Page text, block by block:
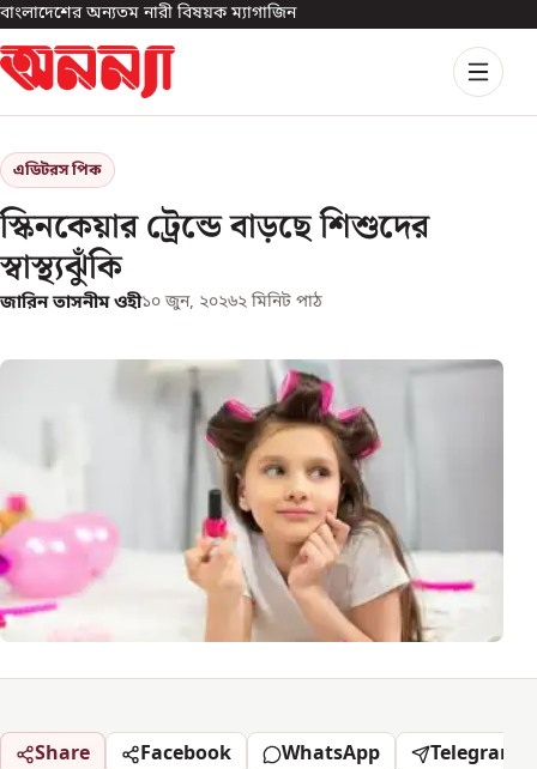
বাংলাদেশের অন্যতম নারী বিষয়ক ম্যাগাজিন
এডিটরস পিক
স্কিনকেয়ার ট্রেন্ডে বাড়ছে শিশুদের
স্বাস্থ্যঝুঁকি
জারিন তাসনীম ওহী১০ জুন, ২০২৬২ মিনিট পাঠ
Share Facebook WhatsApp Telegram